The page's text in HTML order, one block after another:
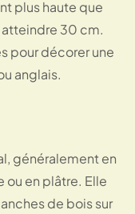
plus haute que
atteindre 30 cm.
pour décorer une
anglais.
généralement en
ou en plâtre. Elle
de bois sur